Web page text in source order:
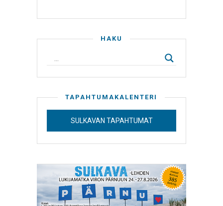
HAKU
TAPAHTUMAKALENTERI
SULKAVAN TAPAHTUMAT